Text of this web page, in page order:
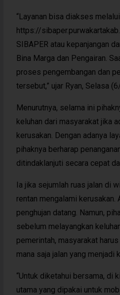
“Layanan bisa diakses melalui
https://
SIBAPER atau kepanjangan
Bina Marga dan Pengairan.
proses pengembangan dan
tersebut,” ujar Ryan, Selasa
Menurutnya, selama ini
keluhan dari masyarakat jika
kerusakan. Dengan adanya
pihaknya berharap
ditindaklanjuti secara cepat
Ia jika sejumlah ruas jalan di
rentan mengalami kerusakan.
penghujan datang. Namun,
sebelum melayangkan
pemerintah, masyarakat
mana saja jalan yang menjadi
“Untuk diketahui bersama, di
utama yang dipakai untuk